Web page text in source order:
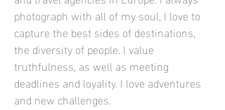
photograph with all of my soul, I love to
capture the best sides of destinations,
the diversity of people. I value
truthfulness, as well as meeting
deadlines and loyality. I love adventures
and new challenges.